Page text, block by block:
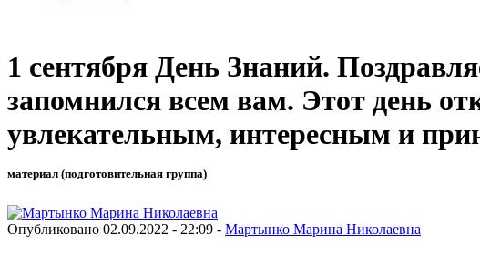
1 сентября День Знаний.
запомнился всем вам. Этот день
увлекательным, интересным и
материал (подготовительная группа)
Опубликовано 02.09.2022 - 22:09 - Мартынко Марина Николаевна